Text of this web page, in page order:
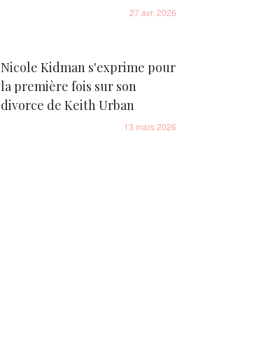
27 avr. 2026
Nicole Kidman s'exprime pour
la première fois sur son
divorce de Keith Urban
13 mars 2026